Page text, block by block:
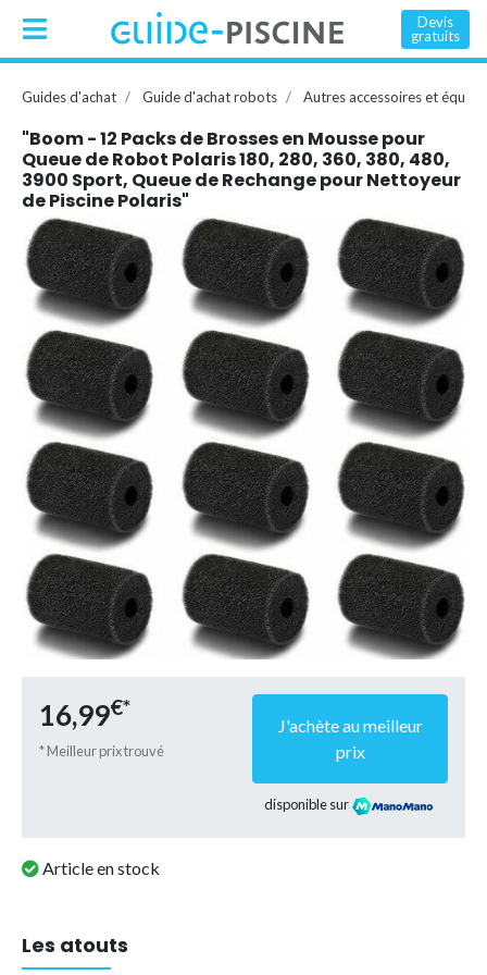
Devis
gratuits
Guides d'achat Guide d'achat robots Autres accessoires et
"Boom - 12 Packs de Brosses en Mousse pour
Queue de Robot Polaris 180, 280, 360, 380, 480,
3900 Sport, Queue de Rechange pour Nettoyeur
de Piscine Polaris"
16,99€*
* Meilleur prix trouvé
J'achète au meilleur
prix
disponible sur
Article en stock
Les atouts